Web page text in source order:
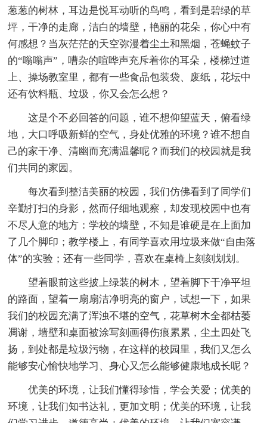
葱葱的树林，耳边是悦耳动听的鸟鸣，看到是碧绿的草
坪，干净的走廊，洁白的墙壁，艳丽的花朵，你心中有
何感想？当灰茫茫的天空弥漫着尘土和黑烟，苍蝇蚊子
的“嗡嗡声”，嘈杂的喧哗声充斥着你的耳朵，楼梯过道
上、操场教室里，都有一些食品包装袋、废纸，花坛中
还有饮料瓶、垃圾，你又会怎么想？
这是个不必回答的问题，谁不想仰望蓝天，俯看绿
地，大口呼吸新鲜的空气，身处优雅的环境？谁不想自
己的家干净、清幽而充满温馨呢？而我们的校园就是我
们共同的家园。
每次看到整洁美丽的校园，我们仿佛看到了同学们
辛勤打扫的身影，然而仔细地观察，却发现校园中也有
不尽人意的地方：学校的墙壁，不知是谁硬是在上面加
了几个脚印；教学楼上，有同学喜欢用垃圾来做“自由落
体”的实验；还有一些同学，喜欢在桌椅上刻刻划划。
望着眼前这些披上绿装的树木，望着脚下干净平坦
的路面，望着一扇扇洁净明亮的窗户，试想一下，如果
我们的校园充满了浑浊不堪的空气，花草树木全都枯萎
凋谢，墙壁和桌面被涂写刻画得伤痕累累，尘土四处飞
扬，到处都是垃圾污物，在这样的校园里，我们又怎么
能够安心愉快地学习、身心又怎么能够健康地成长呢？
优美的环境，让我们懂得珍惜，学会关爱；优美的
环境，让我们知书达礼，更加文明；优美的环境，让我